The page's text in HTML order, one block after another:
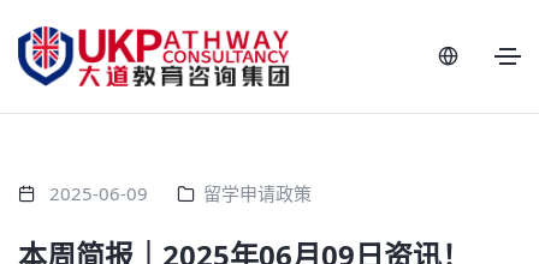
2025-06-09 留学申请政策
本周简报｜2025年06月09日资讯！